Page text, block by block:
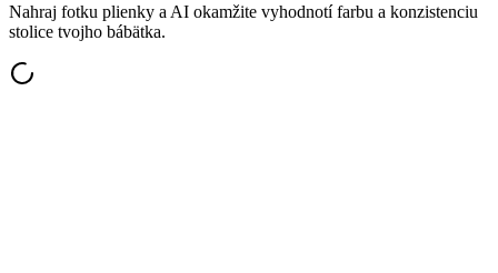
Nahraj fotku plienky a AI okamžite vyhodnotí farbu a konzistenciu
stolice tvojho bábätka.